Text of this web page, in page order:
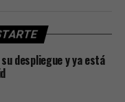
despliegue y ya está